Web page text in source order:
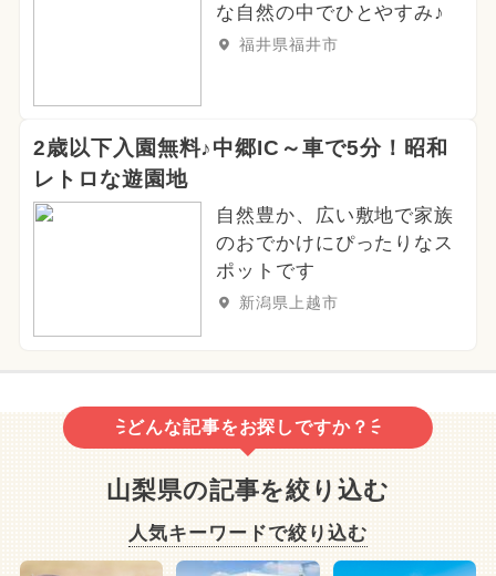
な自然の中でひとやすみ♪
福井県福井市
2歳以下入園無料♪中郷IC～車で5分！昭和
レトロな遊園地
自然豊か、広い敷地で家族
のおでかけにぴったりなス
ポットです
新潟県上越市
どんな記事をお探しですか？
山梨県の記事を絞り込む
人気キーワードで絞り込む